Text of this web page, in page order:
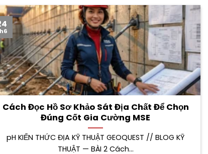
Cách Đọc Hồ Sơ Khảo Sát Địa Chất Để Chọn
Đúng Cốt Gia Cường MSE
pH KIẾN THỨC ĐỊA KỸ THUẬT GEOQUEST // BLOG KỸ
THUẬT — BÀI 2 Cách...